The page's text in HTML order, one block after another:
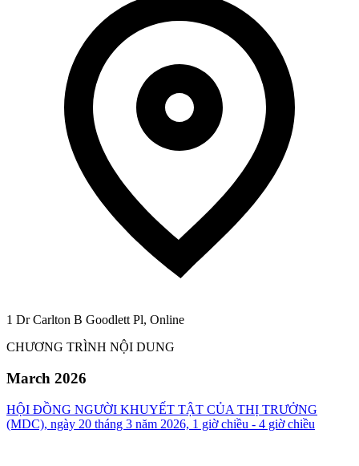
1 Dr Carlton B Goodlett Pl, Online
CHƯƠNG TRÌNH NỘI DUNG
March 2026
HỘI ĐỒNG NGƯỜI KHUYẾT TẬT CỦA THỊ TRƯỞNG
(MDC), ngày 20 tháng 3 năm 2026, 1 giờ chiều - 4 giờ chiều